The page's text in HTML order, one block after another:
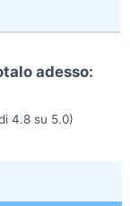
adesso:
4.8 su 5.0)